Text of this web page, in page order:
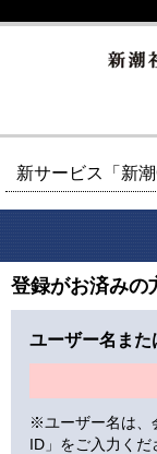
新サービス「新
登録がお済みの
ユーザー名また
※ユーザー名は、
ID」をご入力くだ